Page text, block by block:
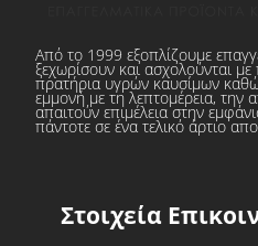
Από το 1999 εξοπλίζουμε
ξεχωρίσουν και ασχολούνται
πρατήρια υγρών καυσίμων
εμμονή με τη λεπτομέρεια, την
απαιτούν επιμέλεια στην
πάντοτε σε ένα τελικό άρτιο
Στοιχεία